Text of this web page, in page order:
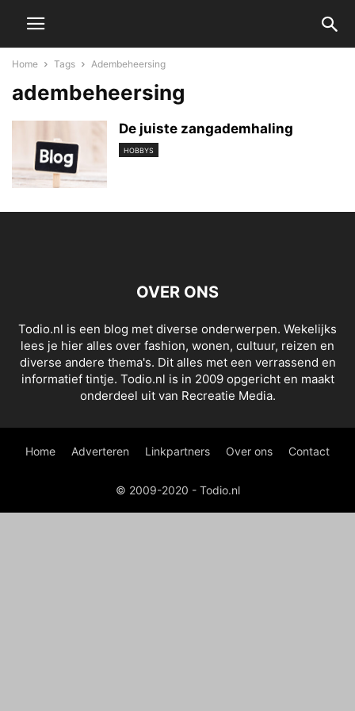
Home Tags Adembeheersing
adembeheersing
De juiste zangademhaling
HOBBYS
OVER ONS
Todio.nl is een blog met diverse onderwerpen. Wekelijks
lees je hier alles over fashion, wonen, cultuur, reizen en
diverse andere thema's. Dit alles met een verrassend en
informatief tintje. Todio.nl is in 2009 opgericht en maakt
onderdeel uit van Recreatie Media.
Home Adverteren Linkpartners Over ons Contact
© 2009-2020 - Todio.nl